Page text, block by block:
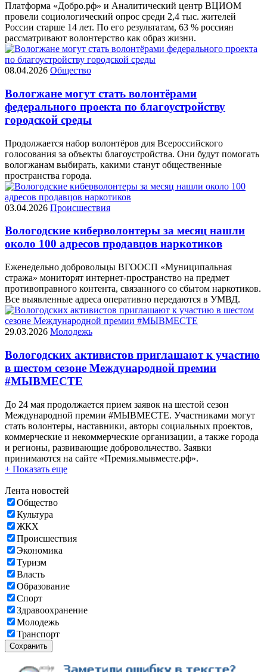
Платформа «Добро.рф» и Аналитический центр ВЦИОМ
провели социологический опрос среди 2,4 тыс. жителей
России старше 14 лет. По его результатам, 63 % россиян
рассматривают волонтерство как образ жизни.
08.04.2026 Общество
Вологжане могут стать волонтёрами
федерального проекта по благоустройству
городской среды
Продолжается набор волонтёров для Всероссийского
голосования за объекты благоустройства. Они будут помогать
вологжанам выбирать, какими станут общественные
пространства города.
03.04.2026 Происшествия
Вологодские киберволонтеры за месяц нашли
около 100 адресов продавцов наркотиков
Еженедельно добровольцы ВГООСП «Муниципальная
стража» мониторят интернет-пространство на предмет
противоправного контента, связанного со сбытом наркотиков.
Все выявленные адреса оперативно передаются в УМВД.
29.03.2026 Молодежь
Вологодских активистов приглашают к участию
в шестом сезоне Международной премии
#МЫВМЕСТЕ
До 24 мая продолжается прием заявок на шестой сезон
Международной премии #МЫВМЕСТЕ. Участниками могут
стать волонтеры, наставники, авторы социальных проектов,
коммерческие и некоммерческие организации, а также города
и регионы, развивающие добровольчество. Заявки
принимаются на сайте «Премия.мывместе.рф».
+ Показать еще
Лента новостей
Общество
Культура
ЖКХ
Происшествия
Экономика
Туризм
Власть
Образование
Спорт
Здравоохранение
Молодежь
Транспорт
Сохранить